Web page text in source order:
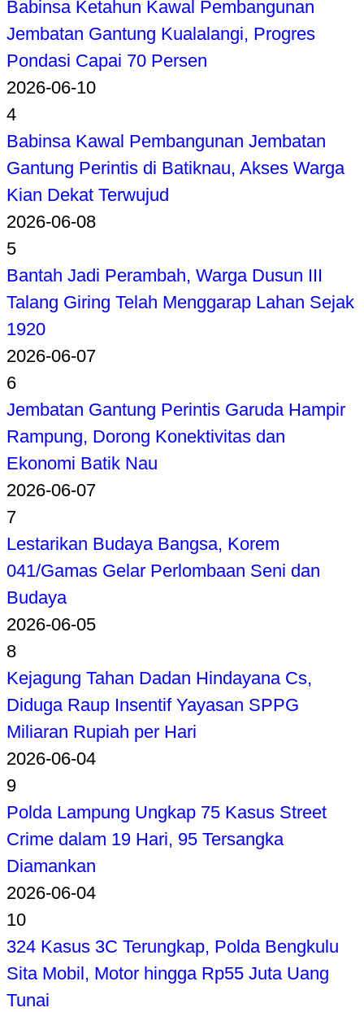
Babinsa Ketahun Kawal Pembangunan
Jembatan Gantung Kualalangi, Progres
Pondasi Capai 70 Persen
2026-06-10
4
Babinsa Kawal Pembangunan Jembatan
Gantung Perintis di Batiknau, Akses Warga
Kian Dekat Terwujud
2026-06-08
5
Bantah Jadi Perambah, Warga Dusun III
Talang Giring Telah Menggarap Lahan Sejak
1920
2026-06-07
6
Jembatan Gantung Perintis Garuda Hampir
Rampung, Dorong Konektivitas dan
Ekonomi Batik Nau
2026-06-07
7
Lestarikan Budaya Bangsa, Korem
041/Gamas Gelar Perlombaan Seni dan
Budaya
2026-06-05
8
Kejagung Tahan Dadan Hindayana Cs,
Diduga Raup Insentif Yayasan SPPG
Miliaran Rupiah per Hari
2026-06-04
9
Polda Lampung Ungkap 75 Kasus Street
Crime dalam 19 Hari, 95 Tersangka
Diamankan
2026-06-04
10
324 Kasus 3C Terungkap, Polda Bengkulu
Sita Mobil, Motor hingga Rp55 Juta Uang
Tunai